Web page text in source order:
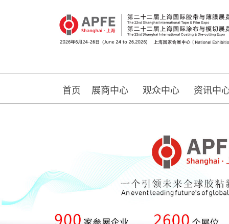
首页 展商中心 观众中心 资讯中